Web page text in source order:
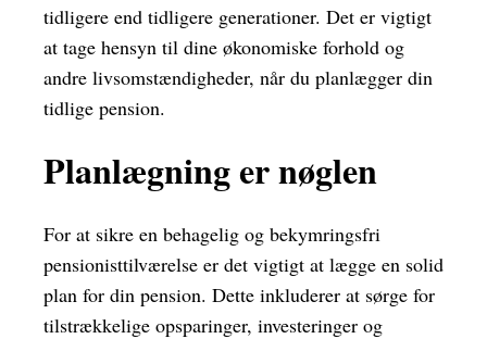
tidligere end tidligere generationer. Det er vigtigt
at tage hensyn til dine økonomiske forhold og
andre livsomstændigheder, når du planlægger din
tidlige pension.
Planlægning er nøglen
For at sikre en behagelig og bekymringsfri
pensionisttilværelse er det vigtigt at lægge en solid
plan for din pension. Dette inkluderer at sørge for
tilstrækkelige opsparinger, investeringer og